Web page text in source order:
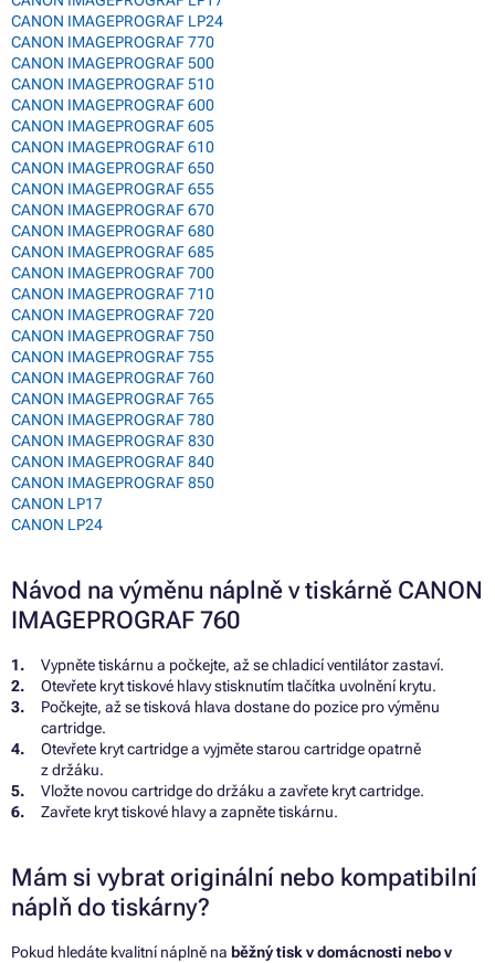
CANON IMAGEPROGRAF LP24
CANON IMAGEPROGRAF 770
CANON IMAGEPROGRAF 500
CANON IMAGEPROGRAF 510
CANON IMAGEPROGRAF 600
CANON IMAGEPROGRAF 605
CANON IMAGEPROGRAF 610
CANON IMAGEPROGRAF 650
CANON IMAGEPROGRAF 655
CANON IMAGEPROGRAF 670
CANON IMAGEPROGRAF 680
CANON IMAGEPROGRAF 685
CANON IMAGEPROGRAF 700
CANON IMAGEPROGRAF 710
CANON IMAGEPROGRAF 720
CANON IMAGEPROGRAF 750
CANON IMAGEPROGRAF 755
CANON IMAGEPROGRAF 760
CANON IMAGEPROGRAF 765
CANON IMAGEPROGRAF 780
CANON IMAGEPROGRAF 830
CANON IMAGEPROGRAF 840
CANON IMAGEPROGRAF 850
CANON LP17
CANON LP24
Návod na výměnu náplně v tiskárně CANON
IMAGEPROGRAF 760
Vypněte tiskárnu a počkejte, až se chladicí ventilátor zastaví.
Otevřete kryt tiskové hlavy stisknutím tlačítka uvolnění krytu.
Počkejte, až se tisková hlava dostane do pozice pro výměnu
cartridge.
Otevřete kryt cartridge a vyjměte starou cartridge opatrně
z držáku.
Vložte novou cartridge do držáku a zavřete kryt cartridge.
Zavřete kryt tiskové hlavy a zapněte tiskárnu.
Mám si vybrat originální nebo kompatibilní
náplň do tiskárny?
Pokud hledáte kvalitní náplně na běžný tisk v domácnosti nebo v